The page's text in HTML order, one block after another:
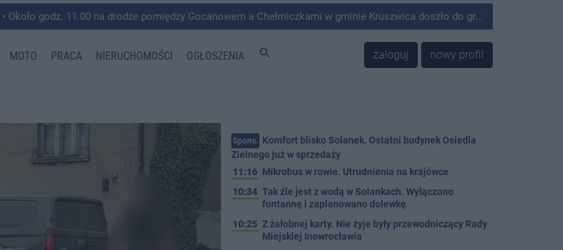
• Około godz. 11.00 na drodze pomiędzy Gocanowem a Chełmiczkami w gminie Kruszwica doszło do groźnie wyglądającego zdarzenia.
MOTO PRACA NIERUCHOMOŚCI OGŁOSZENIA search zaloguj nowy profil
Spons. Komfort blisko Solanek. Ostatni budynek Osiedla
Zielnego już w sprzedaży
11:16 Mikrobus w rowie. Utrudnienia na krajówce
10:34 Tak źle jest z wodą w Solankach. Wyłączono
fontannę i zaplanowano dolewkę
10:25 Z żałobnej karty. Nie żyje były przewodniczący Rady
Miejskiej Inowrocławia